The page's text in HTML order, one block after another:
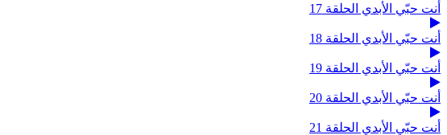
أنت حبّي الأبدي الحلقة 17
أنت حبّي الأبدي الحلقة 18
أنت حبّي الأبدي الحلقة 19
أنت حبّي الأبدي الحلقة 20
أنت حبّي الأبدي الحلقة 21